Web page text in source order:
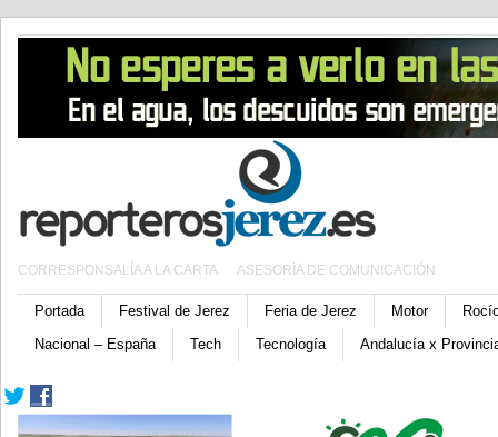
CORRESPONSALÍA A LA CARTA ASESORÍA DE COMUNICACIÓN
Portada Festival de Jerez Feria de Jerez Motor
Nacional – España
Tech Tecnología Andalucía x